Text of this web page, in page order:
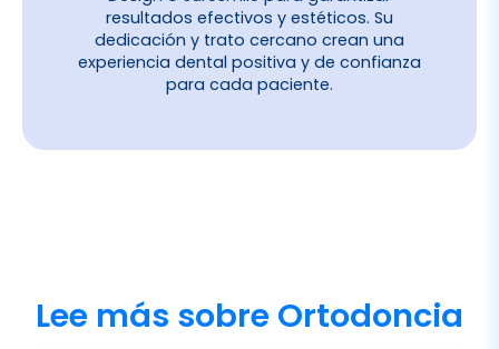
resultados efectivos y estéticos. Su
dedicación y trato cercano crean una
experiencia dental positiva y de confianza
para cada paciente.
Lee más sobre Ortodoncia